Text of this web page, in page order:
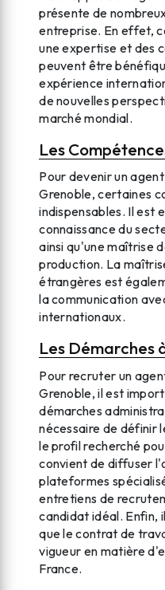
présente de
entreprise. En effet,
une expertise et des
peuvent être
expérience
de nouvelles
marché mondial.
Les
Pour devenir un
Grenoble, certaines
indispensables. Il est
connaissance du
ainsi qu'une maîtrise
production. La
étrangères est
la communication
internationaux.
Les Démarches
Pour recruter un
Grenoble, il est
démarches
nécessaire de définir
le profil recherché
convient de diffuser
plateformes
entretiens de
candidat idéal. Enfin,
que le contrat de
vigueur en matière
France.